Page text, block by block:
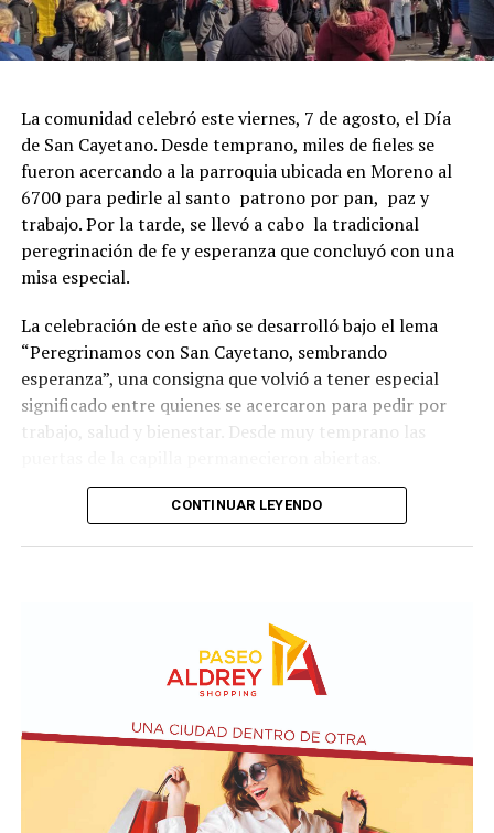
La comunidad celebró este viernes, 7 de agosto, el Día
de San Cayetano. Desde temprano, miles de fieles se
fueron acercando a la parroquia ubicada en Moreno al
6700 para pedirle al santo patrono por pan, paz y
trabajo. Por la tarde, se llevó a cabo la tradicional
peregrinación de fe y esperanza que concluyó con una
misa especial.
La celebración de este año se desarrolló bajo el lema
“Peregrinamos con San Cayetano, sembrando
esperanza”, una consigna que volvió a tener especial
significado entre quienes se acercaron para pedir por
trabajo, salud y bienestar. Desde muy temprano las
La imagen del santo salió del santuario de Moreno al
En paralelo, distintos gremios y organizaciones sociales
se sumaron bajo las consignas de paz, pan, tierra, techo
desocupados.
CONTINUAR LEYENDO